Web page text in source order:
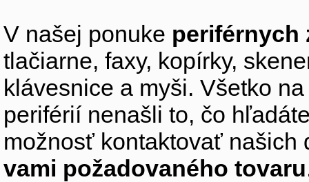
V našej ponuke periférnych
tlačiarne, faxy, kopírky,
klávesnice a myši. Všetko
periférií nenašli to, čo
možnosť kontaktovať
vami požadovaného tovaru